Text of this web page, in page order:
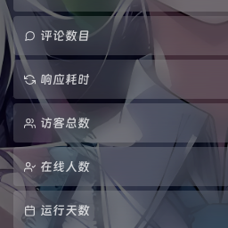
评论数目
响应耗时
访客总数
在线人数
运行天数